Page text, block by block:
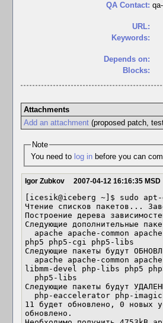
QA Contact:
URL:
Keywords:
Depends on:
Blocks:
Attachments
Add an attachment(proposed patch,
Note
You need to log in before you can
Igor Zubkov 2007-04-12 16:16:35 MSD
[icesik@iceberg ~]$ sudo
Чтение списков пакетов...
Построение дерева
Следующие дополнительные
php5 php5-cgi php5-libs
Следующие пакеты будут
libmm-devel php-libs php5
Следующие пакеты будут
11 будет обновлено, 0 новых
обновлено.